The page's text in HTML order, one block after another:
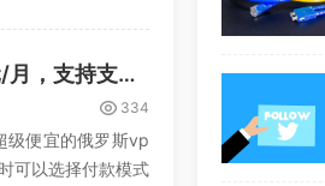
俄罗斯 vps 推荐：HostVDS 超级便宜，1 核 1G 内存低至 5.5 元/月，支持支付宝
334
级便宜的俄罗斯vp
可以选择付款模式